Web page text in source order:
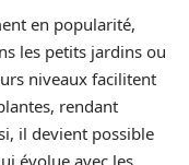
en popularité,
les petits jardins ou
niveaux facilitent
rendant
il devient possible
évolue avec les